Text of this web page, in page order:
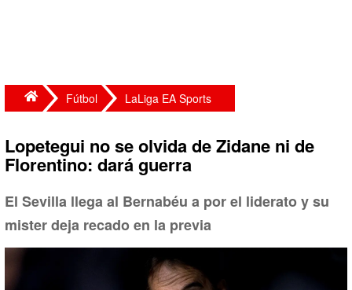
Fútbol LaLiga EA Sports
Lopetegui no se olvida de Zidane ni de
Florentino: dará guerra
El Sevilla llega al Bernabéu a por el liderato y su
mister deja recado en la previa